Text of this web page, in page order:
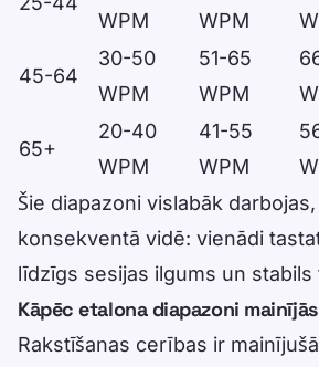
WPM WPM
45-64
30-50
WPM
51-65
WPM
65+
20-40
WPM
41-55
WPM
Šie diapazoni vislabāk
konsekventā vidē: vienādi
līdzīgs sesijas ilgums un
Kāpēc etalona diapazoni
Rakstīšanas cerības ir